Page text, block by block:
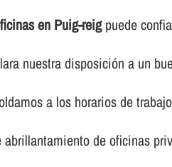
en Puig-reigpuede
nuestra disposición a un
a los horarios de
de oficinas